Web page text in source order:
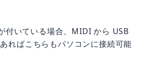
付いている場合、MIDI から USB
ればこちらもパソコンに接続可能